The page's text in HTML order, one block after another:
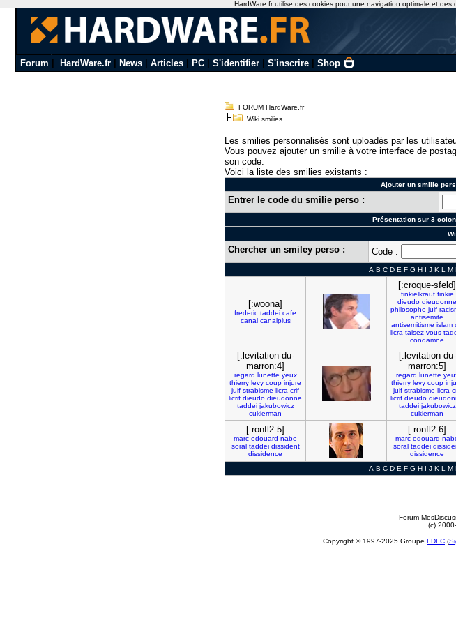
Forum HardWare.fr| News| Articles| PC| S'identifier| S'inscrire| Shop
FORUM HardWare.fr
Wiki smilies
Les smilies personnalisés sont uploadés par les
Vous pouvez ajouter un smilie à votre interface de
son code.
Voici la liste des smilies existants :
Ajouter un smilie
Entrer le code du smilie perso :
Présentation sur 3
Chercher un smiley perso : Code :
A B C D E F G H I J K L M
[:woona]
frederic taddei cafe
canal canalplus
[:croque-sfeld]
finkielkraut finkie
dieudo dieudonne
philosophe juif
antisemite
antisemitisme islam
licra taisez vous
condamne
[:levitation-du-
marron:4]
regard lunette yeux
thierry levy coup injure
juif strabisme licra crif
licrif dieudo dieudonne
taddei jakubowicz
cukierman
[:levitation-du-
marron:5]
regard lunette
thierry levy coup
juif strabisme licra
licrif dieudo
taddei jakubowicz
cukierman
[:ronfl2:5]
marc edouard nabe
soral taddei dissident
dissidence
[:ronfl2:6]
marc edouard
soral taddei
dissidence
A B C D E F G H I J K L M
Forum
(c)
Copyright © 1997-2025 Groupe LDLC (
HardWare.fr utilise des cookies pour une navigation optimale et